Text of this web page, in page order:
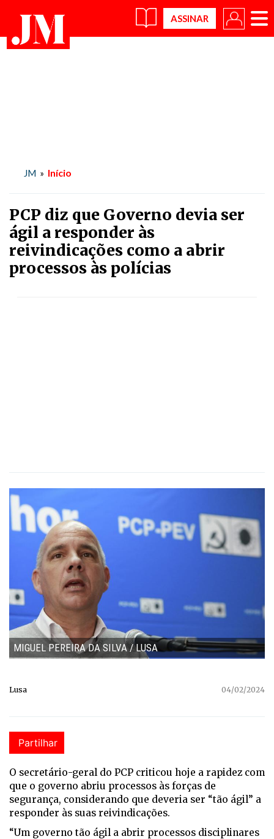
×
JM » Início
PCP diz que Governo devia ser
ágil a responder às
reivindicações como a abrir
processos às polícias
MIGUEL PEREIRA DA SILVA / LUSA
Lusa 04/02/2024
Partilhar
O secretário-geral do PCP criticou hoje a rapidez com
que o governo abriu processos às forças de
segurança, considerando que deveria ser “tão ágil” a
responder às suas reivindicações.
“Um governo tão ágil a abrir processos disciplinares